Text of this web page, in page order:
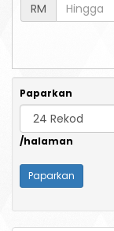
RM
Paparkan
/halaman